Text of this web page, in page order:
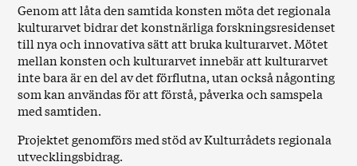
Genom att låta den samtida konsten möta det regionala
kulturarvet bidrar det konstnärliga forskningsresidenset
till nya och innovativa sätt att bruka kulturarvet. Mötet
mellan konsten och kulturarvet innebär att kulturarvet
inte bara är en del av det förflutna, utan också någonting
som kan användas för att förstå, påverka och samspela
med samtiden.
Projektet genomförs med stöd av Kulturrådets regionala
utvecklingsbidrag.